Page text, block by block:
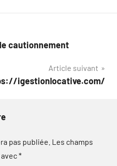
cautionnement
Article suivant
igestionlocative.com/
pas publiée. Les champs
*